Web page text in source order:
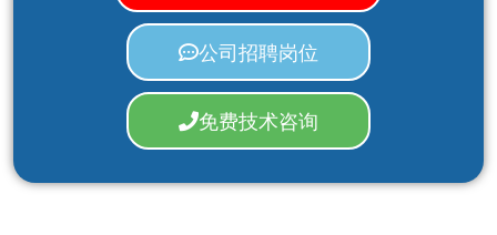
公司招聘岗位
免费技术咨询